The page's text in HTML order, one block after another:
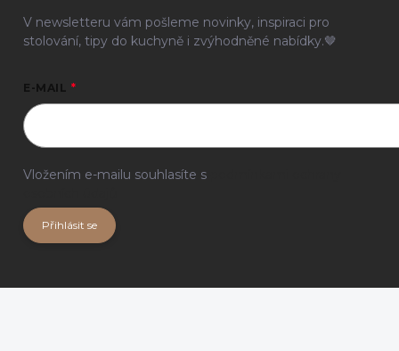
V newsletteru vám pošleme novinky, inspiraci pro
stolování, tipy do kuchyně i zvýhodněné nabídky.🤎
E-MAIL
Vložením e-mailu souhlasíte s
Přihlásit se